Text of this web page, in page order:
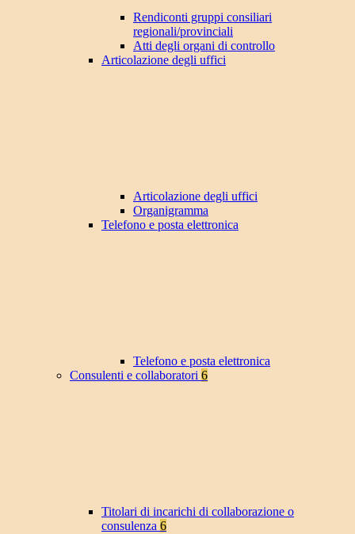
Rendiconti gruppi consiliari
regionali/provinciali
Atti degli organi di controllo
Articolazione degli uffici
Articolazione degli uffici
Organigramma
Telefono e posta elettronica
Telefono e posta elettronica
Consulenti e collaboratori 6
Titolari di incarichi di collaborazione o
consulenza 6